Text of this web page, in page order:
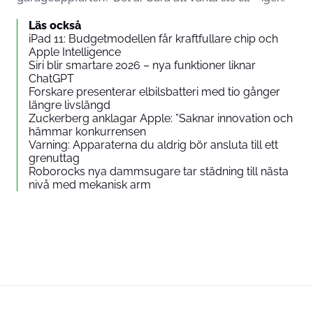
Läs också
iPad 11: Budgetmodellen får kraftfullare chip och
Apple Intelligence
Siri blir smartare 2026 – nya funktioner liknar
ChatGPT
Forskare presenterar elbilsbatteri med tio gånger
längre livslängd
Zuckerberg anklagar Apple: ”Saknar innovation och
hämmar konkurrensen
Varning: Apparaterna du aldrig bör ansluta till ett
grenuttag
Roborocks nya dammsugare tar städning till nästa
nivå med mekanisk arm